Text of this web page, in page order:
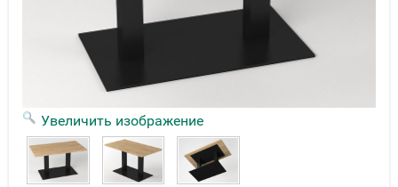
Увеличить изображение